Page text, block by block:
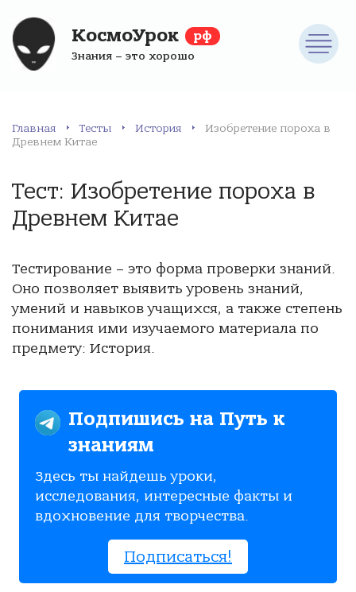
КосмоУрок рф
Знания – это хорошо
Главная Тесты История
Изобретение пороха в
Древнем Китае
Тест: Изобретение пороха в
Древнем Китае
Тестирование – это форма проверки знаний.
Оно позволяет выявить уровень знаний,
умений и навыков учащихся, а также степень
понимания ими изучаемого материала по
предмету: История.
Подпишись на Путь к
знаниям
Здесь ты найдешь уроки,
исследования, интересные факты и
вдохновение для творчества.
Подписаться!